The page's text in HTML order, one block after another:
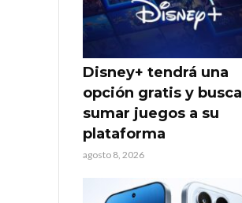
Disney+ tendrá una
opción gratis y busca
sumar juegos a su
plataforma
agosto 8, 2026